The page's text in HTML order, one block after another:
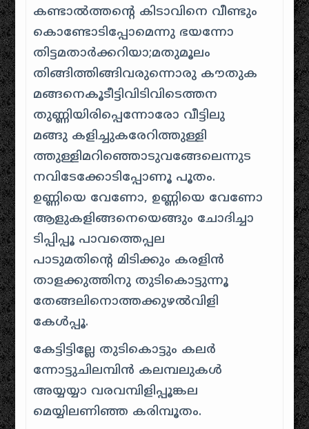
കണ്ടാല്‍ത്തന്റെ കിടാവിനെ വീണ്ടും
കൊണ്ടോടിപ്പോമെന്നു ഭയന്നോ
തിട്ടമതാര്‍ക്കറിയാ;മതുമൂലം
തിങ്ങിത്തിങ്ങിവരുന്നൊരു കൗതുക
മങ്ങനെകൂടീട്ടിവിടിവിടെത്തന
തുണ്ണിയിരിപ്പെന്നോരോ വീട്ടിലു
മങ്ങു കളിച്ചുകരേറിത്തുള്ളി
ത്തുള്ളിമറിഞ്ഞൊടുവങ്ങേലെന്നുട
നവിടേക്കോടിപ്പോണൂ പൂതം.
ഉണ്ണിയെ വേണോ, ഉണ്ണിയെ വേണോ
ആളുകളിങ്ങനെയെങ്ങും ചോദിച്ചാ
ടിപ്പിപ്പൂ പാവത്തെപ്പല
പാടുമതിന്റെ മിടിക്കും കരളിന്‍
താളക്കുത്തിനു തുടികൊട്ടുന്നൂ
തേങ്ങലിനൊത്തക്കുഴല്‍വിളി
കേള്‍പ്പൂ.
കേട്ടിട്ടില്ലേ തുടികൊട്ടും കലർ
ന്നോട്ടുചിലമ്പിന്‍ കലമ്പലുകൾ
അയ്യയ്യാ വരവമ്പിളിപ്പൂങ്കല
മെയ്യിലണിഞ്ഞ കരിമ്പൂതം.